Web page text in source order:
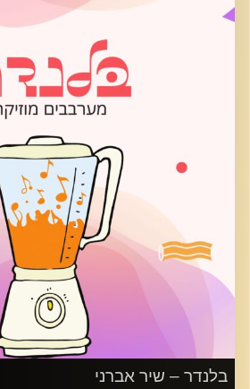
קרדיט תמונות:
AudioVersity
בלנדר – שיר אברני